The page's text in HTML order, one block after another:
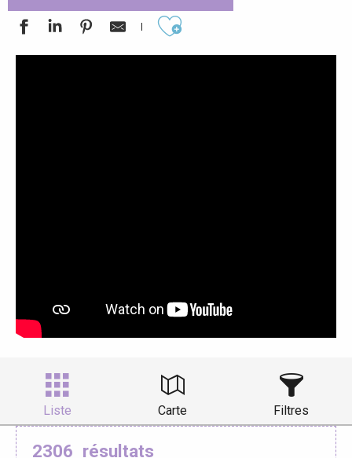
Ajouter aux favoris
Liste Carte Filtres
2306 résultats